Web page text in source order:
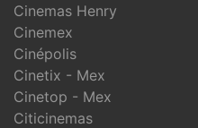
Cinemas Henry
Cinemex
Cinépolis
Cinetix - Mex
Cinetop - Mex
Citicinemas